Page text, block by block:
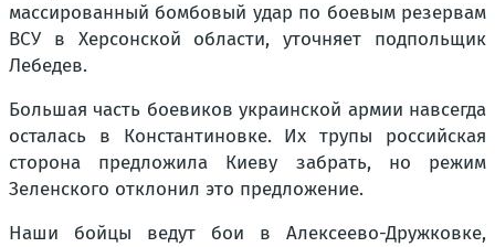
массированный бомбовый удар по боевым резервам
ВСУ в Херсонской области, уточняет подпольщик
Лебедев.
Большая часть боевиков украинской армии навсегда
осталась в Константиновке. Их трупы российская
сторона предложила Киеву забрать, но режим
Зеленского отклонил это предложение.
Наши бойцы ведут бои в Алексеево-Дружковке,